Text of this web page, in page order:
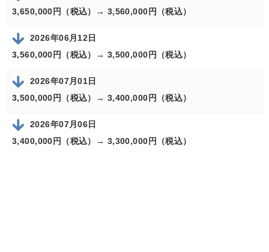
3,650,000円（税込）→ 3,560,000円（税込）
2026年06月12日
3,560,000円（税込）→ 3,500,000円（税込）
2026年07月01日
3,500,000円（税込）→ 3,400,000円（税込）
2026年07月06日
3,400,000円（税込）→ 3,300,000円（税込）